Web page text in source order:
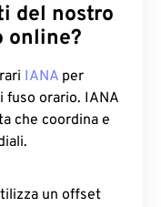
del nostro
online?
IANA per
fuso orario. IANA
che coordina e
un offset